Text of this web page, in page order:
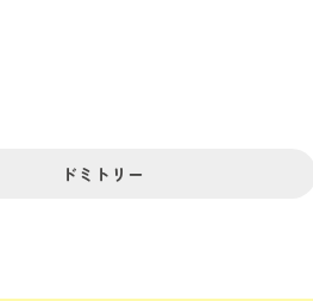
しで18分、天王寺まで乗り換え1
ドミトリー